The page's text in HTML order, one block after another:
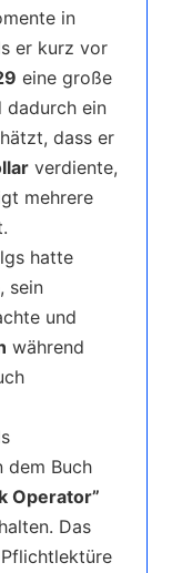
in
er kurz vor
eine große
dadurch ein
dass er
verdiente,
mehrere
hatte
sein
und
während
dem Buch
Operator”
Das